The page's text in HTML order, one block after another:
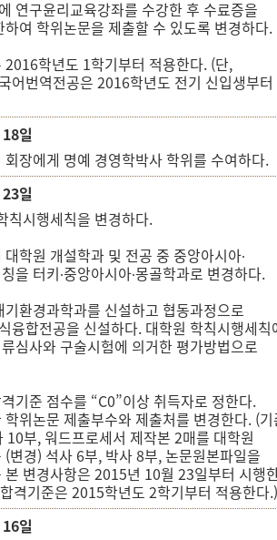
연구윤리교육강좌를 수강한 후 수료증을
여 학위논문을 제출할 수 있도록 변경하다.
2016학년도 1학기부터 적용한다. (단,
어번역전공은 2016학년도 전기 신입생부터
일
회장에게 명예 경영학박사 학위를 수여하다.
일
칙시행세칙을 변경하다.
학원 개설학과 및 전공 중 중앙아시아∙
을 터키∙중앙아시아∙몽골학과로 변경하다.
기환경과학과를 신설하고 협동과정으로
융합전공을 신설하다. 대학원 학칙시행세칙
심사와 구술시험에 의거한 평가방법으로
기준 점수를 “C0”이상 취득자로 정한다.
학위논문 제출부수와 제출처를 변경한다. (
10부, 워드프로세서 제작본 2매를 대학원
변경) 석사 6부, 박사 8부, 논문원본파일을
본 변경사항은 2015년 10월 23일부터 시행
격기준은 2015학년도 2학기부터 적용한다
일